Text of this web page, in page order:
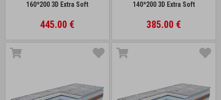
160*200 3D Extra Soft
445.00 €
140*200 3D Extra Soft
385.00 €